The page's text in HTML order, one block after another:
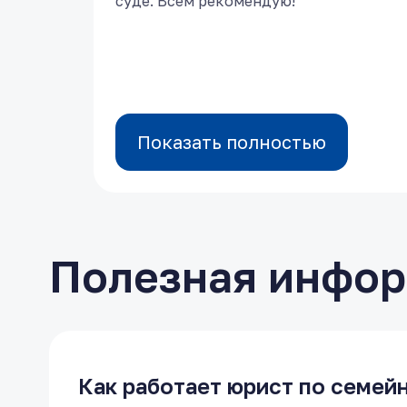
Показать полностью
Показать полностью
Полезная
Как работает юрист по